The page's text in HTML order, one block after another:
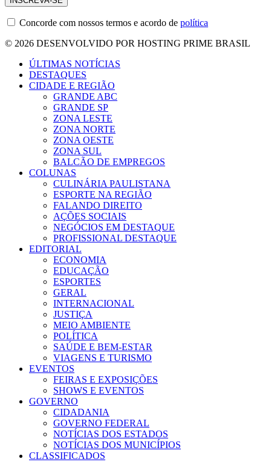
Concorde com nossos termos e acordo de política
© 2026 DESENVOLVIDO POR HOSTING PRIME BRASIL
ÚLTIMAS NOTÍCIAS
DESTAQUES
CIDADE E REGIÃO
GRANDE ABC
GRANDE SP
ZONA LESTE
ZONA NORTE
ZONA OESTE
ZONA SUL
BALCÃO DE EMPREGOS
COLUNAS
CULINÁRIA PAULISTANA
ESPORTE NA REGIÃO
FALANDO DIREITO
AÇÕES SOCIAIS
NEGÓCIOS EM DESTAQUE
PROFISSIONAL DESTAQUE
EDITORIAL
ECONOMIA
EDUCAÇÃO
ESPORTES
GERAL
INTERNACIONAL
JUSTIÇA
MEIO AMBIENTE
POLÍTICA
SAÚDE E BEM-ESTAR
VIAGENS E TURISMO
EVENTOS
FEIRAS E EXPOSIÇÕES
SHOWS E EVENTOS
GOVERNO
CIDADANIA
GOVERNO FEDERAL
NOTÍCIAS DOS ESTADOS
NOTÍCIAS DOS MUNICÍPIOS
CLASSIFICADOS